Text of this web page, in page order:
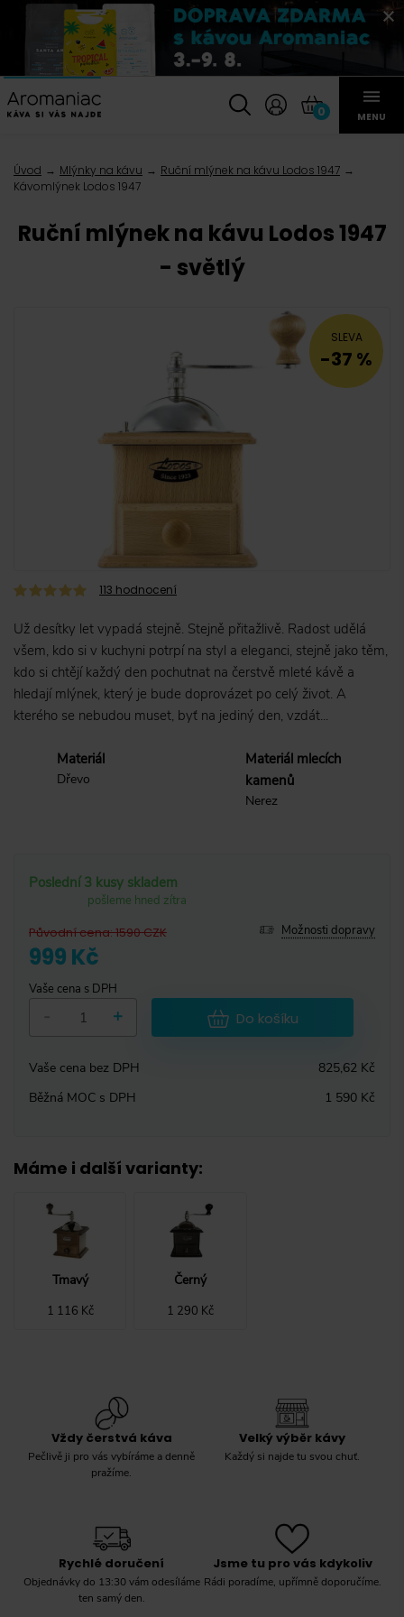
0 MENU
Úvod Mlýnky na kávu
Ruční mlýnek na kávu Lodos 1947
Kávomlýnek Lodos 1947
Ruční mlýnek na kávu Lodos 1947
- světlý
SLEVA
-37 %
113 hodnocení
Už desítky let vypadá stejně. Stejně přitažlivě. Radost udělá
všem, kdo si v kuchyni potrpí na styl a eleganci, stejně jako těm,
kdo si chtějí každý den pochutnat na čerstvě mleté kávě a
hledají mlýnek, který je bude doprovázet po celý život. A
kterého se nebudou muset, byť na jediný den, vzdát...
Materiál
Dřevo
Materiál mlecích
kamenů
Nerez
Poslední 3 kusy skladem
pošleme hned zítra
Původní cena:1590CZK
999 Kč
Vaše cena s DPH
Možnosti dopravy
+ Do košíku
Vaše cena bez DPH
825,62 Kč
Běžná MOC s DPH
1 590 Kč
Máme i další varianty:
Tmavý
1 116 Kč
Černý
1 290 Kč
Vždy čerstvá káva
Pečlivě ji pro vás vybíráme a denně
pražíme.
Velký výběr kávy
Každý si najde tu svou chuť.
Rychlé doručení
Objednávky do 13:30 vám odesíláme
ten samý den.
Jsme tu pro vás kdykoliv
Rádi poradíme, upřímně doporučíme.